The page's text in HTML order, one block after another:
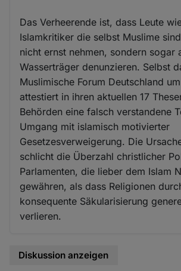
Das Verheerende ist, dass Leute
Islamkritiker die selbst Muslime
nicht ernst nehmen, sondern sogar
Wasserträger denunzieren. Selbst
Muslimische Forum Deutschland
attestiert in ihren aktuellen 17
Behörden eine falsch verstandene
Umgang mit islamisch motivierter
Gesetzesverweigerung. Die
schlicht die Überzahl christlicher
Parlamenten, die lieber dem Islam
gewähren, als dass Religionen
konsequente Säkularisierung
verlieren.
Diskussion anzeigen